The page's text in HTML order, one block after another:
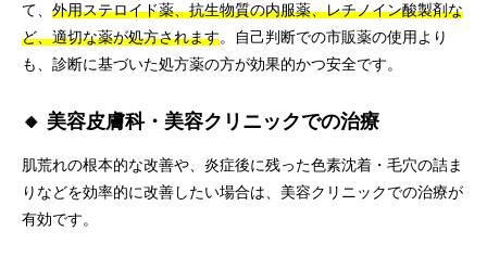
て、 外用ステロイド薬、抗生物質の内服薬、レチノイン酸製剤な
ど、適切な薬が処方されます。自己判断での市販薬の使用より
も、診断に基づいた処方薬の方が効果的かつ安全です。
🔸 美容皮膚科・美容クリニックでの治療
肌荒れの根本的な改善や、炎症後に残った色素沈着・毛穴の詰ま
りなどを効率的に改善したい場合は、美容クリニックでの治療が
有効です。